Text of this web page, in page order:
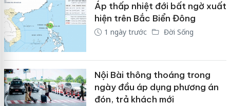
Áp thấp nhiệt đới bất ngờ xuất
hiện trên Bắc Biển Đông
1 ngày trước Đời Sống
Nội Bài thông thoáng trong
ngày đầu áp dụng phương án
đón, trả khách mới